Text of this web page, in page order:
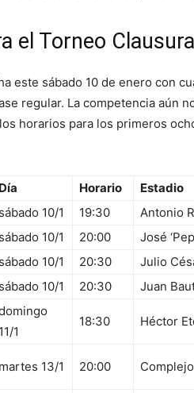
el Torneo
este sábado 10 de enero con
regular. La competencia aún
horarios para los primeros
Día Horario
Estadio
sábado 10/1 19:30
Antonio
sábado 10/1 20:00
José
sábado 10/1 20:30
Julio
sábado 10/1 20:30 Juan
11/1
18:30 Héctor
martes 13/1 20:00